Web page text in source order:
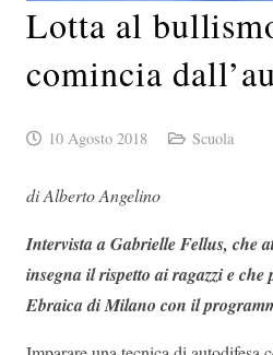
Lotta al
comincia
10 Agosto 2018 Scuola
di Alberto Angelino
Intervista a Gabrielle Fellus, che
insegna il rispetto ai ragazzi e che
Ebraica di Milano con il